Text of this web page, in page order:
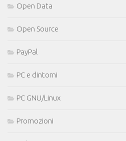
Open Data
Open Source
PayPal
PC e dintorni
PC GNU/Linux
Promozioni